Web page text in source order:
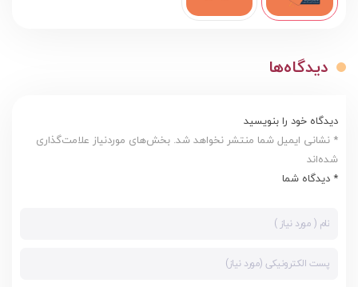
دیدگاه‌ها
دیدگاه خود را بنویسید
* نشانی ایمیل شما منتشر نخواهد شد. بخش‌های موردنیاز علامت‌گذاری
شده‌اند
* دیدگاه شما